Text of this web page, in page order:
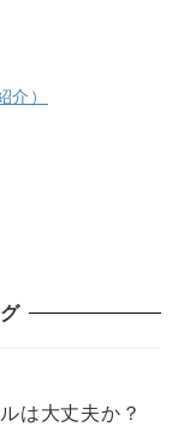
）
は大丈夫か？